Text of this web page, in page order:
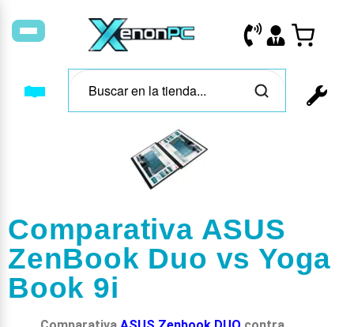
Comparativa ASUS
ZenBook Duo vs Yoga
Book 9i